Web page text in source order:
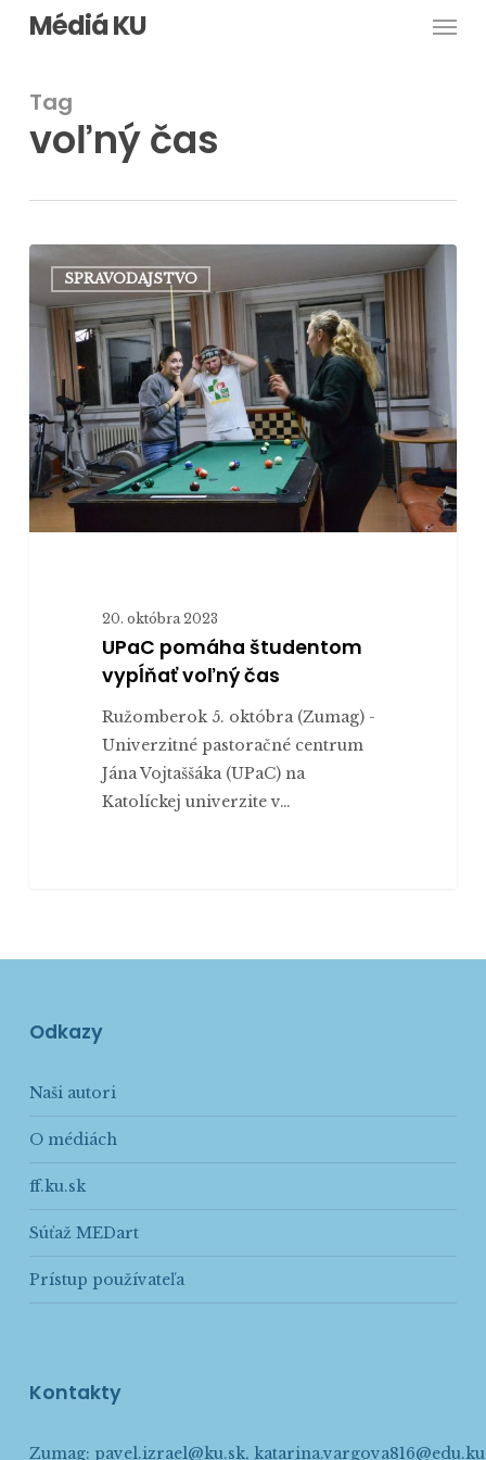
Skip
content
Médiá KU
Tag
voľný čas
UPaC
pomáha
študentom
vypĺňať
voľný
čas
SPRAVODAJSTVO
20. októbra 2023
UPaC pomáha študentom
vypĺňať voľný čas
Ružomberok 5. októbra (Zumag) -
Univerzitné pastoračné centrum
Jána Vojtaššáka (UPaC) na
Katolíckej univerzite v…
Odkazy
Naši autori
O médiách
ff.ku.sk
Súťaž MEDart
Prístup používateľa
Kontakty
Zumag: pavel.izrael@ku.sk,